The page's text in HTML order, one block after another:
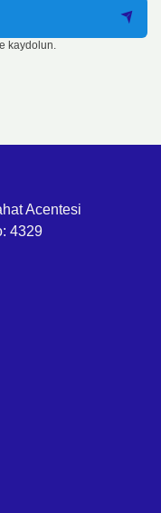
kaydolun.
Acentesi
4329